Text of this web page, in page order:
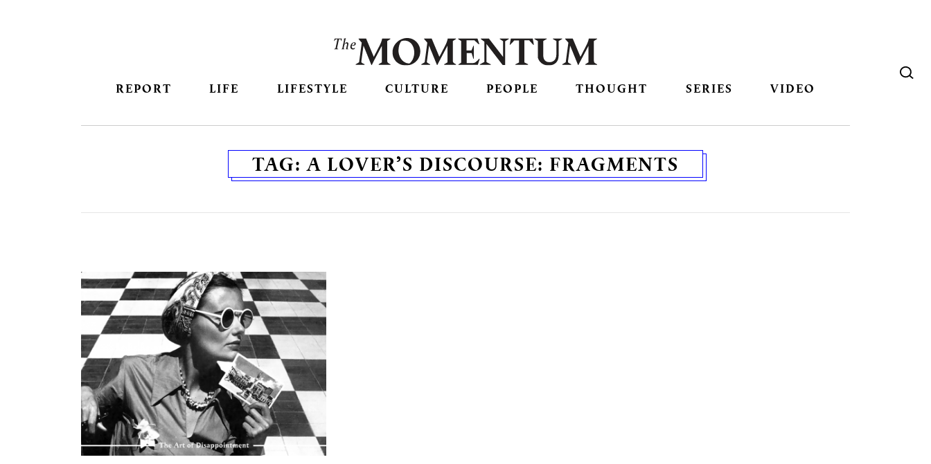
REPORT LIFE LIFESTYLE CULTURE PEOPLE THOUGHT SERIES VIDEO
TAG:A LOVER’S DISCOURSE: FRAGMENTS